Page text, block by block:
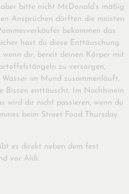
bitte nicht McDonald’s mäßig
Ansprüchen dürften die meisten
bekommen das
hast du diese Enttäuschung
wenn dir, bereit deinen Körper mit
zu versorgen,
im Mund zusammenläuft,
Bissen enttäuscht. Im Nachhinein
wird dir nicht passieren, wenn du
beim Street Food Thursday
es direkt neben dem fest
vor Aldi.